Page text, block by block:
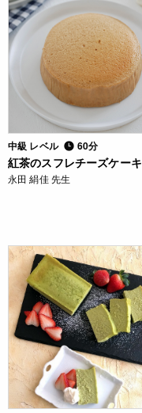
中級 レベル 60分
紅茶のスフレチーズケーキ
永田 絹佳 先生